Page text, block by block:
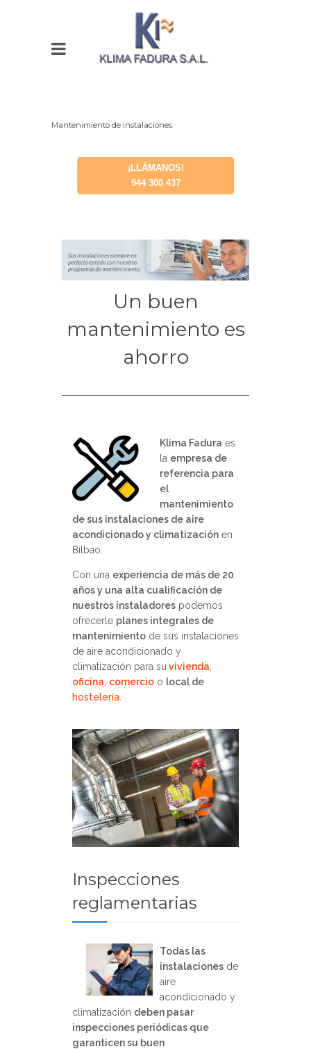
Mantenimiento de instalaciones
¡LLÁMANOS!
944 300 437
Un buen
mantenimiento es
ahorro
Klima Fadura es
la empresa de
referencia para
el
mantenimiento
de sus instalaciones de aire
acondicionado y climatización en
Bilbao.
Con una experiencia de más de 20
años y una alta cualificación de
nuestros instaladores podemos
ofrecerle planes integrales de
mantenimiento de sus instalaciones
de aire acondicionado y
climatización para su vivienda
oficina comercio o local de
hostelería
Inspecciones
reglamentarias
Todas las
instalaciones de
aire
acondicionado y
climatización deben pasar
inspecciones periódicas que
garanticen su buen